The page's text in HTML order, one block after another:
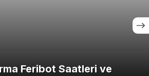
Feribot Saatleri ve